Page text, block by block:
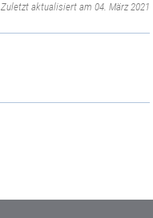
Zuletzt aktualisiert am 04. März 2021